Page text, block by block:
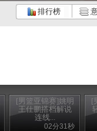
排行榜
[男篮亚锦赛]姚明
王仕鹏搭档解说
连线...
02分31秒
[